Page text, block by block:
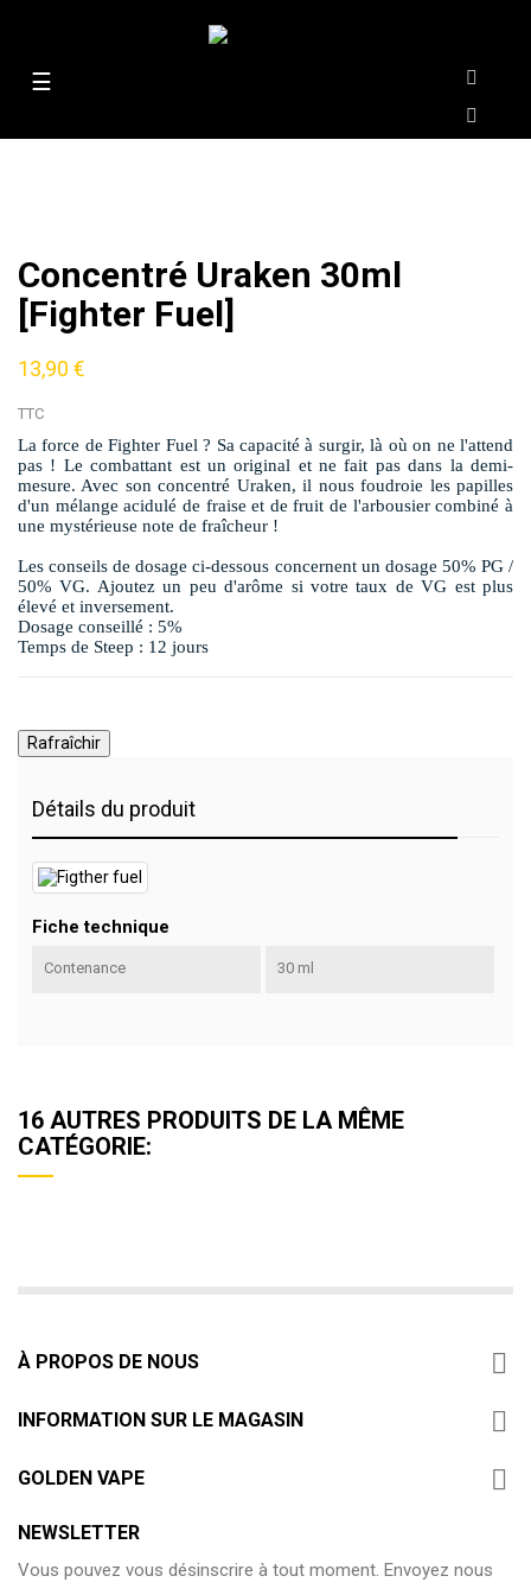
Basculer
☰
Concentré Uraken 30ml
[Fighter Fuel]
13,90 €
TTC
La force de Fighter Fuel ? Sa capacité à surgir, là où on ne l'attend
pas ! Le combattant est un original et ne fait pas dans la demi-
mesure. Avec son concentré Uraken, il nous foudroie les papilles
d'un mélange acidulé de fraise et de fruit de l'arbousier combiné à
une mystérieuse note de fraîcheur !
Les conseils de dosage ci-dessous concernent un dosage 50% PG /
50% VG. Ajoutez un peu d'arôme si votre taux de VG est plus
élevé et inversement.
Dosage conseillé : 5%
Temps de Steep : 12 jours
Détails du produit
Fiche technique
Contenance 30 ml
16 AUTRES PRODUITS DE LA MÊME
CATÉGORIE:
À PROPOS DE NOUS 
INFORMATION SUR LE MAGASIN 
GOLDEN VAPE 
NEWSLETTER
Vous pouvez vous désinscrire à tout moment. Envoyez nous